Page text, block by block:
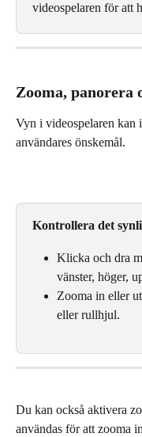
videospelaren för att
Zooma, panorera
Vyn i videospelaren kan
användares önskemål.
Kontrollera det
Klicka och dra
vänster, höger,
Zooma in eller
eller rullhjul.
Du kan också aktivera
användas för att zooma